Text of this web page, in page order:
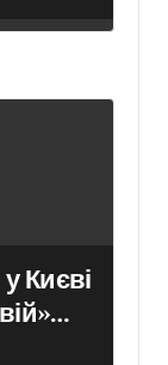
Києві